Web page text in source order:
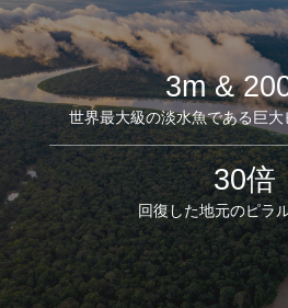
3m &
世界最大級の淡水魚である巨
30倍
回復した地元のピラ